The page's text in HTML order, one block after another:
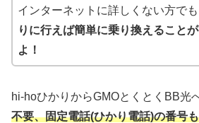
インターネットに詳しくない方でも
りに行えば簡単に乗り換えること
よ！
hi-hoひかりからGMOとくとくBB光
不要、固定電話(ひかり電話)の番号